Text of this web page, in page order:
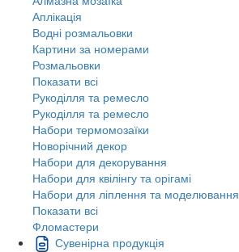
Аплікація
Водні розмальовки
Картини за номерами
Розмальовки
Показати всі
Рукоділля та ремесло
Рукоділля та ремесло
Набори термомозаїки
Новорічний декор
Набори для декорування
Набори для квілінгу та орігамі
Набори для ліплення та моделювання
Показати всі
Фломастери
Сувенірна продукція